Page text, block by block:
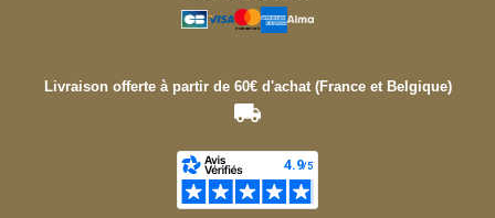
Livraison offerte à partir de 60€ d'achat (France et Belgique)